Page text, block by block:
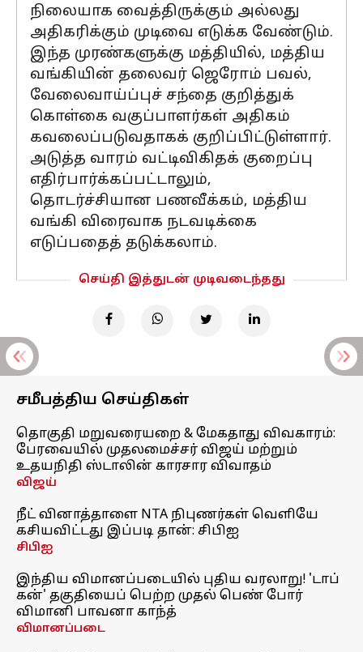
நிலையாக வைத்திருக்கும் அல்லது
அதிகரிக்கும் முடிவை எடுக்க வேண்டும்.
இந்த முரண்களுக்கு மத்தியில், மத்திய
வங்கியின் தலைவர் ஜெரோம் பவல்,
வேலைவாய்ப்புச் சந்தை குறித்துக்
கொள்கை வகுப்பாளர்கள் அதிகம்
கவலைப்படுவதாகக் குறிப்பிட்டுள்ளார்.
அடுத்த வாரம் வட்டிவிகிதக் குறைப்பு
எதிர்பார்க்கப்பட்டாலும்,
தொடர்ச்சியான பணவீக்கம், மத்திய
வங்கி விரைவாக நடவடிக்கை
எடுப்பதைத் தடுக்கலாம்.
செய்தி இத்துடன் முடிவடைந்தது
சமீபத்திய செய்திகள்
தொகுதி மறுவரையறை & மேகதாது விவகாரம்:
பேரவையில் முதலமைச்சர் விஜய் மற்றும்
உதயநிதி ஸ்டாலின் காரசார விவாதம்
விஜய்
நீட் வினாத்தாளை NTA நிபுணர்கள் வெளியே
கசியவிட்டது இப்படி தான்: சிபிஐ
சிபிஐ
இந்திய விமானப்படையில் புதிய வரலாறு! 'டாப்
கன்' தகுதியைப் பெற்ற முதல் பெண் போர்
விமானி பாவனா காந்த்
விமானப்படை